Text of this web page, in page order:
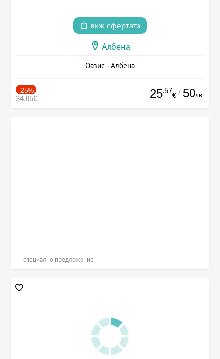
виж офертата
Албена
Оазис - Албена
-25%
34.05€ 25.57
€ / 50лв.
специално предложение